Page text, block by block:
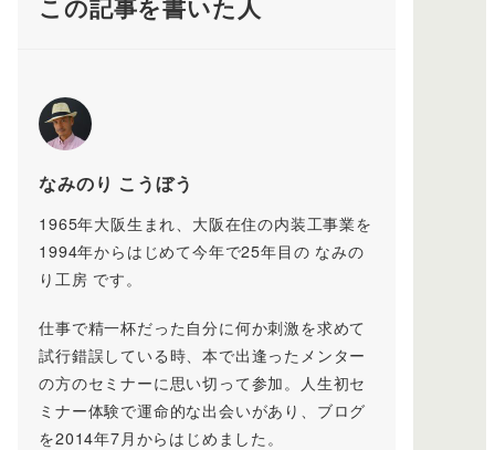
この記事を書いた人
なみのり こうぼう
1965年大阪生まれ、大阪在住の内装工事業を
1994年からはじめて今年で25年目の なみの
り工房 です。
仕事で精一杯だった自分に何か刺激を求めて
試行錯誤している時、本で出逢ったメンター
の方のセミナーに思い切って参加。人生初セ
ミナー体験で運命的な出会いがあり、ブログ
を2014年7月からはじめました。